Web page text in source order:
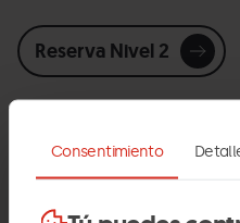
Consentimiento
Reserva Nivel 2
Furious-
3.jpg
Grandvalira